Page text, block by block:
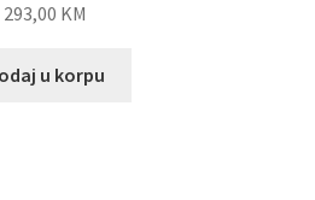
293,00 KM
u korpu